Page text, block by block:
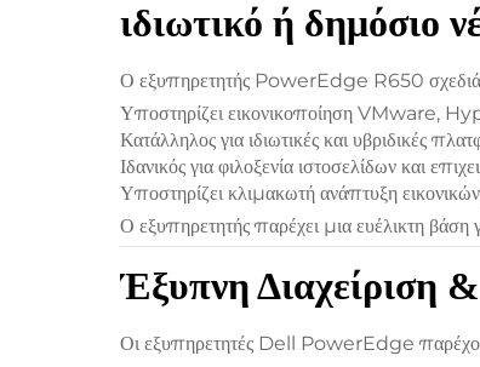
ιδιωτικό ή δημόσιο
Ο εξυπηρετητής PowerEdge R650
Υποστηρίζει εικονικοποίηση VMware,
Κατάλληλος για ιδιωτικές και υβριδικές
Ιδανικός για φιλοξενία ιστοσελίδων και
Υποστηρίζει κλιμακωτή ανάπτυξη
Ο εξυπηρετητής παρέχει μια ευέλικτη βάση
Έξυπνη Διαχείριση
Οι εξυπηρετητές Dell PowerEdge παρέχουν